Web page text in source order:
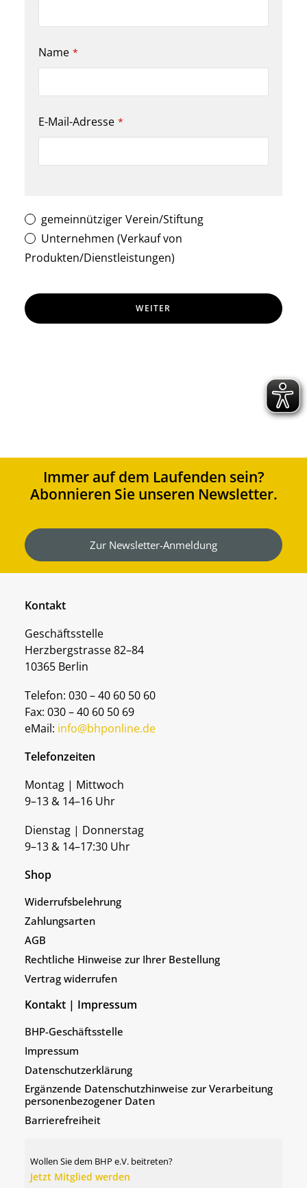
Name *
E-Mail-Adresse *
gemeinnütziger Verein/Stiftung
Unternehmen (Verkauf von
Produkten/Dienstleistungen)
WEITER
Immer auf dem Laufenden sein?
Abonnieren Sie unseren Newsletter.
Zur Newsletter-Anmeldung
Kontakt
Geschäftsstelle
Herzbergstrasse 82–84
10365 Berlin
Telefon: 030 – 40 60 50 60
Fax: 030 – 40 60 50 69
eMail: info@bhponline.de
Telefonzeiten
Montag | Mittwoch
9–13 & 14–16 Uhr
Dienstag | Donnerstag
9–13 & 14–17:30 Uhr
Shop
Widerrufsbelehrung
Zahlungsarten
AGB
Rechtliche Hinweise zur Ihrer Bestellung
Vertrag widerrufen
Kontakt | Impressum
BHP-Geschäftsstelle
Impressum
Datenschutzerklärung
Ergänzende Datenschutzhinweise zur Verarbeitung
personenbezogener Daten
Barrierefreiheit
Wollen Sie dem BHP e.V. beitreten?
Jetzt Mitglied werden